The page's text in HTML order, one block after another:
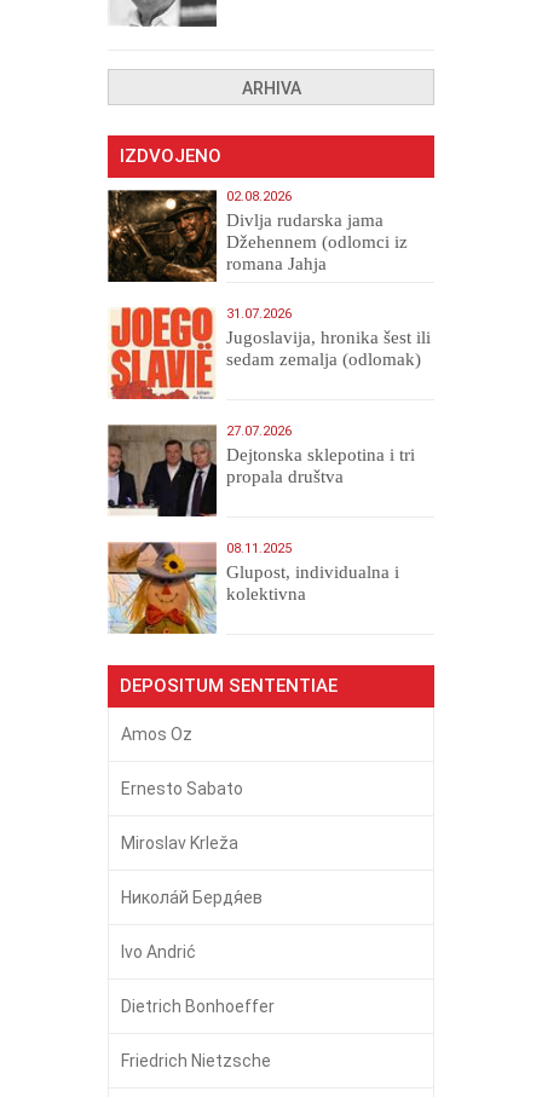
ARHIVA
IZDVOJENO
02.08.2026
Divlja rudarska jama
Džehennem (odlomci iz
romana Jahja
31.07.2026
Jugoslavija, hronika šest ili
sedam zemalja (odlomak)
27.07.2026
Dejtonska sklepotina i tri
propala društva
08.11.2025
Glupost, individualna i
kolektivna
DEPOSITUM SENTENTIAE
Amos Oz
Ernesto Sabato
Miroslav Krleža
Никола́й Бердя́ев
Ivo Andrić
Dietrich Bonhoeffer
Friedrich Nietzsche